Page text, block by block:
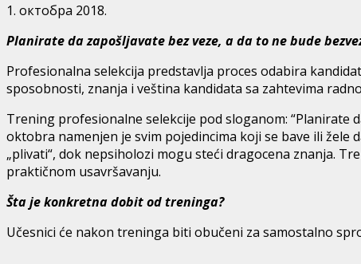
1. октобра 2018.
Planirate da zapošljavate bez veze, a da to ne bude
Profesionalna selekcija predstavlja proces odabira
sposobnosti, znanja i veština kandidata sa zahtevima
Trening profesionalne selekcije pod sloganom: “Planirate
oktobra namenjen je svim pojedincima koji se bave ili žele
„plivati“, dok nepsiholozi mogu steći dragocena znanja.
praktičnom usavršavanju.
Šta je konkretna dobit od treninga?
Učesnici će nakon treninga biti obučeni za samostalno